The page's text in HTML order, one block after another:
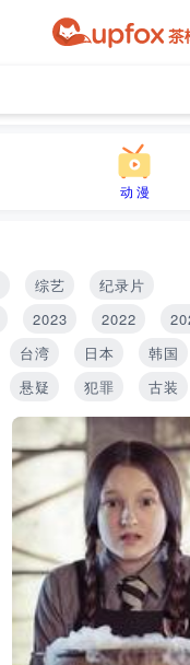
动 漫
综艺
纪录片
2023 2022
台湾 日本 韩国
悬疑 犯罪 古装